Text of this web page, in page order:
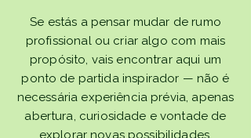
Se estás a pensar mudar de rumo
profissional ou criar algo com mais
propósito, vais encontrar aqui um
ponto de partida inspirador — não é
necessária experiência prévia, apenas
abertura, curiosidade e vontade de
explorar novas possibilidades.